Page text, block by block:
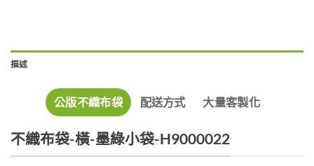
描述
公版不織布袋 配送方式 大量客製化
不織布袋-橫-墨綠小袋-H9000022